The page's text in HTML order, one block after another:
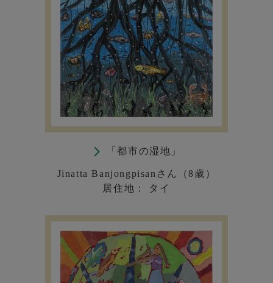
「都市の湿地」
Jinatta Banjongpisanさん（8歳）
居住地： タイ